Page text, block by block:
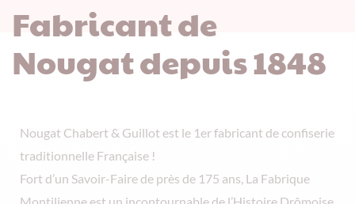
Fabricant de
Nougat depuis 1848
Nougat Chabert & Guillot est le 1er fabricant de confiserie
traditionnelle Française !
Fort d’un Savoir-Faire de près de 175 ans, La Fabrique